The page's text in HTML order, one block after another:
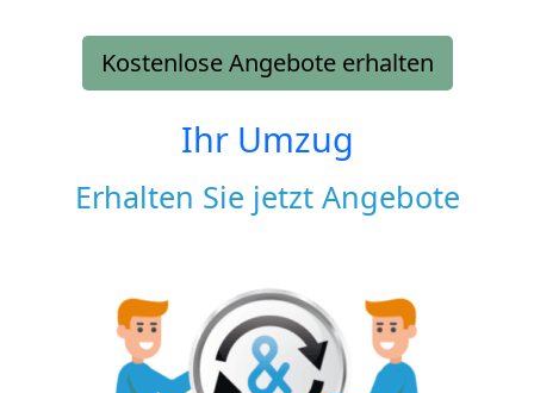
Kostenlose Angebote erhalten
Ihr Umzug
Erhalten Sie jetzt Angebote